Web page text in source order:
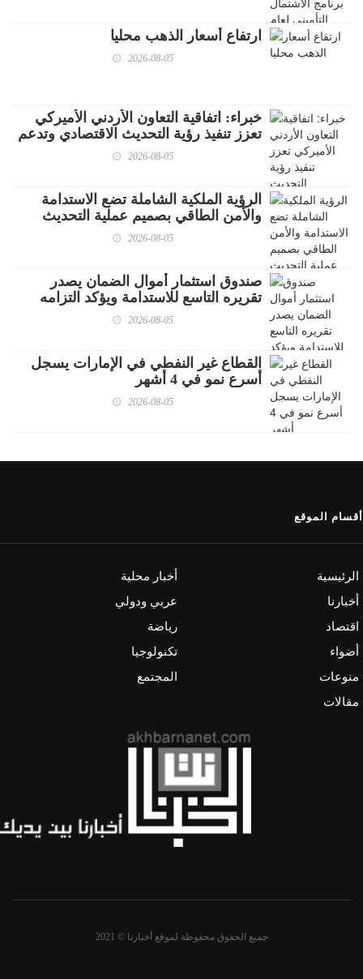
ارتفاع أسعار الذهب محليا
2026-08-05
خبراء: اتفاقية التعاون الأردني الأميركي
تعزز تنفيذ رؤية التحديث الاقتصادي وتدعم
2026-08-05
الرؤية الملكية الشاملة تضع الاستدامة
والأمن الطاقي بصميم عملية التحديث
2026-08-05
صندوق استثمار أموال الضمان يصدر
تقريره التاسع للاستدامة ويؤكد التزامه
بالاستثمار المسؤول2026-08-05
القطاع غير النفطي في الإمارات يسجل
أسرع نمو في 4 أشهر
2026-08-05
أقسام الموقع
الرئيسية
أخبار محلية
أخبارنا
عربي ودولي
اقتصاد
رياضة
أضواء
تكنولوجيا
منوعات
المجتمع
مقالات
جميع الحقوق محفوظة لموقع أخبارنا © 2021